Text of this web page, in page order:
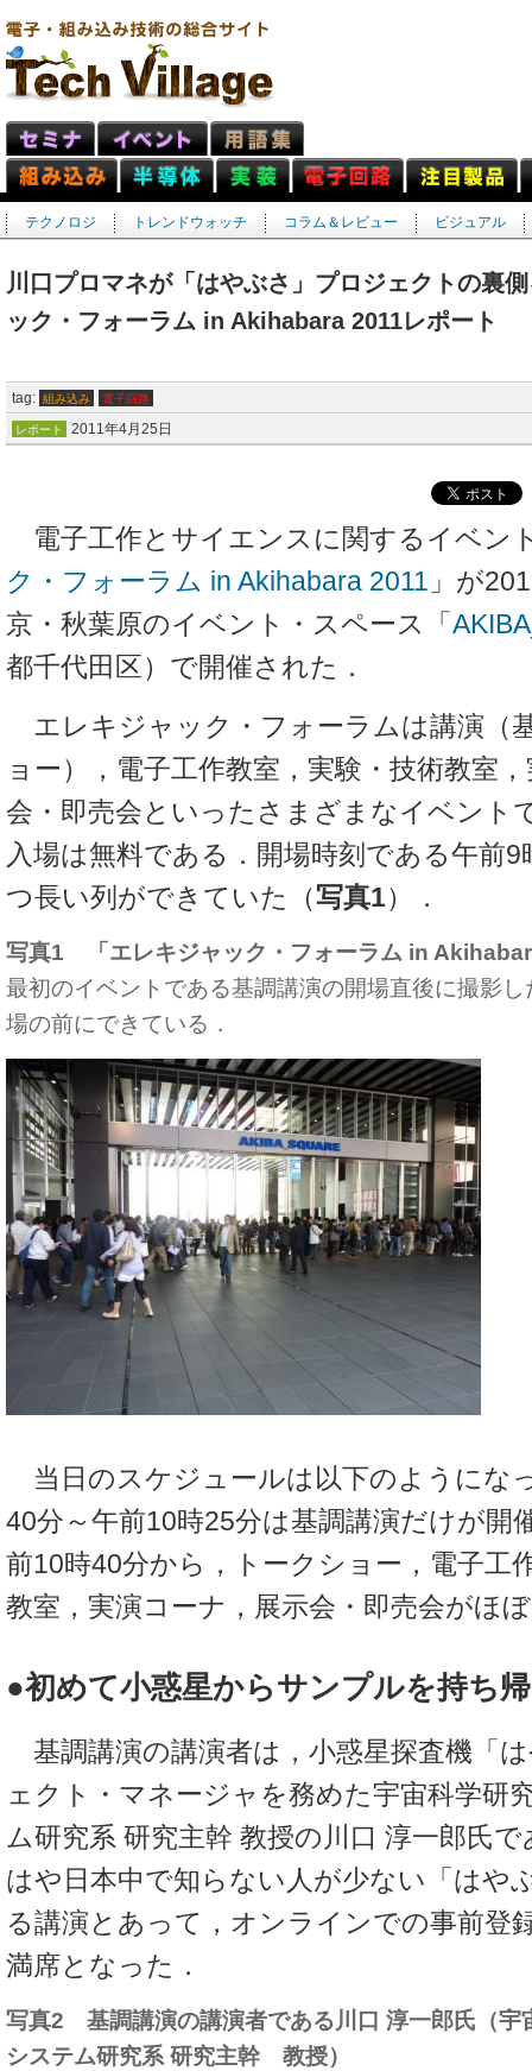
テクノロジ トレンドウォッチ コラム＆レビュー ビジュアル
川口プロマネが「はやぶさ」プロジェクトの裏
ック・フォーラム in Akihabara 2011レポート
tag: 組み込み 電子回路
レポート 2011年4月25日
電子工作とサイエンスに関するイベン
ク・フォーラム in Akihabara 2011 」が
京・秋葉原のイベント・スペース「
都千代田区）で開催された．
エレキジャック・フォーラムは講演（
ョー），電子工作教室，実験・技術教室
会・即売会といったさまざまなイベント
入場は無料である．開場時刻である午前
つ長い列ができていた（写真1）．
写真1 「エレキジャック・フォーラム in
最初のイベントである基調講演の開場直後に撮影
場の前にできている．
当日のスケジュールは以下のようにな
40分～午前10時25分は基調講演だけが開
前10時40分から，トークショー，電子工
教室，実演コーナ，展示会・即売会がほ
●初めて小惑星からサンプルを持ち
基調講演の講演者は，小惑星探査機「
ェクト・マネージャを務めた宇宙科学研
ム研究系 研究主幹 教授の川口 淳一郎氏で
はや日本中で知らない人が少ない「はや
る講演とあって，オンラインでの事前登
満席となった．
写真2 基調講演の講演者である川口 淳一郎氏（宇
システム研究系 研究主幹 教授）